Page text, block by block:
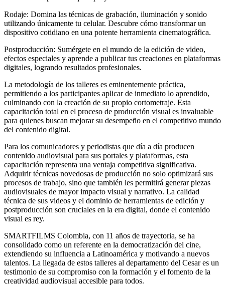
Rodaje: Domina las técnicas de grabación, iluminación y sonido
utilizando únicamente tu celular. Descubre cómo transformar un
dispositivo cotidiano en una potente herramienta cinematográfica.
Postproducción: Sumérgete en el mundo de la edición de video,
efectos especiales y aprende a publicar tus creaciones en plataformas
digitales, logrando resultados profesionales.
La metodología de los talleres es eminentemente práctica,
permitiendo a los participantes aplicar de inmediato lo aprendido,
culminando con la creación de su propio cortometraje. Esta
capacitación total en el proceso de producción visual es invaluable
para quienes buscan mejorar su desempeño en el competitivo mundo
del contenido digital.
Para los comunicadores y periodistas que día a día producen
contenido audiovisual para sus portales y plataformas, esta
capacitación representa una ventaja competitiva significativa.
Adquirir técnicas novedosas de producción no solo optimizará sus
procesos de trabajo, sino que también les permitirá generar piezas
audiovisuales de mayor impacto visual y narrativo. La calidad
técnica de sus videos y el dominio de herramientas de edición y
postproducción son cruciales en la era digital, donde el contenido
visual es rey.
SMARTFILMS Colombia, con 11 años de trayectoria, se ha
consolidado como un referente en la democratización del cine,
extendiendo su influencia a Latinoamérica y motivando a nuevos
talentos. La llegada de estos talleres al departamento del Cesar es un
testimonio de su compromiso con la formación y el fomento de la
creatividad audiovisual accesible para todos.